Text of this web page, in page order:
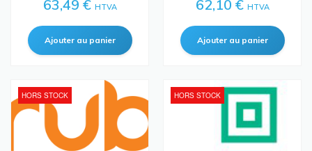
63,49 € HTVA 62,10 € HTVA
HORS STOCK HORS STOCK